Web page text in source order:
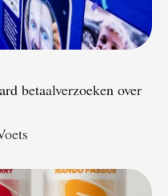
betaalverzoeken over